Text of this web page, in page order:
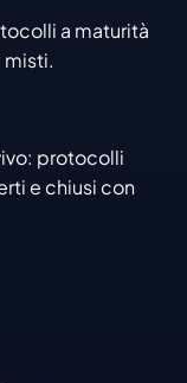
a maturità
protocolli
e chiusi con